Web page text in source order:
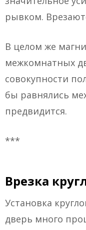
рывком.
В целом же
межкомнатных
совокупности
бы равнялись
предвидится.
***
Врезка
Установка
дверь много